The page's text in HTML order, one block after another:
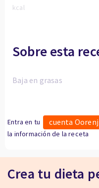
kcal
Sobre esta
Baja en grasas
Entra en tu cuenta
la información de la receta
Crea tu dieta